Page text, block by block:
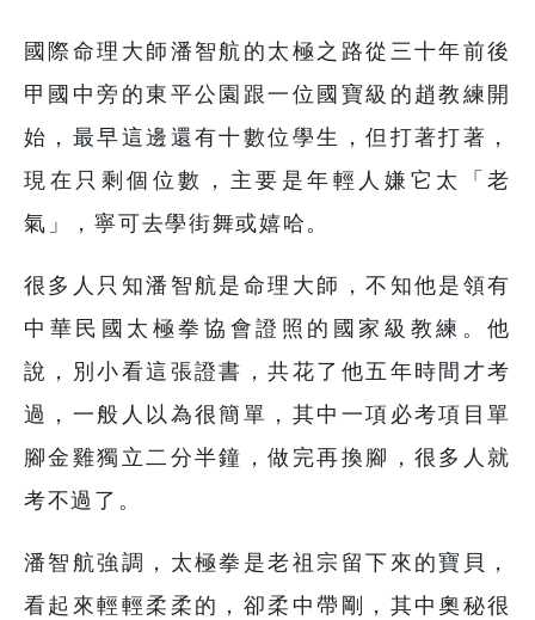
國際命理大師潘智航的太極之路從三十年前後
甲國中旁的東平公園跟一位國寶級的趙教練開
始，最早這邊還有十數位學生，但打著打著，
現在只剩個位數，主要是年輕人嫌它太「老
氣」，寧可去學街舞或嬉哈。
很多人只知潘智航是命理大師，不知他是領有
中華民國太極拳協會證照的國家級教練。他
說，別小看這張證書，共花了他五年時間才考
過，一般人以為很簡單，其中一項必考項目單
腳金雞獨立二分半鐘，做完再換腳，很多人就
考不過了。
潘智航強調，太極拳是老祖宗留下來的寶貝，
看起來輕輕柔柔的，卻柔中帶剛，其中奧秘很